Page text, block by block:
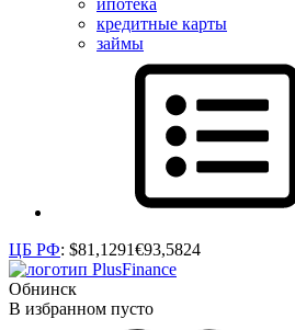
ипотека
кредитные карты
займы
ЦБ РФ: $81,1291€93,5824
Обнинск
В избранном пусто